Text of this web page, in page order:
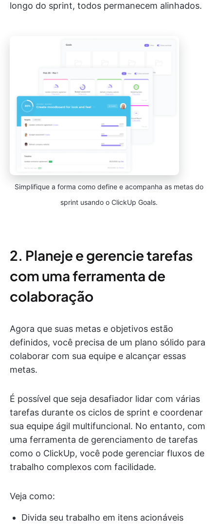
longo do sprint, todos permanecem alinhados.
Simplifique a forma como define e acompanha as metas do
sprint usando o ClickUp Goals.
2. Planeje e gerencie tarefas
com uma ferramenta de
colaboração
Agora que suas metas e objetivos estão
definidos, você precisa de um plano sólido para
colaborar com sua equipe e alcançar essas
metas.
É possível que seja desafiador lidar com várias
tarefas durante os ciclos de sprint e coordenar
sua equipe ágil multifuncional. No entanto, com
uma ferramenta de gerenciamento de tarefas
como o ClickUp, você pode gerenciar fluxos de
trabalho complexos com facilidade.
Veja como:
Divida seu trabalho em itens acionáveis